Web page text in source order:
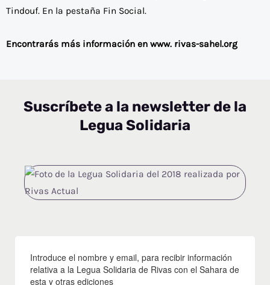
Tindouf. En la pestaña Fin Social.
Encontrarás más información en www. rivas-sahel.org
Suscríbete a la newsletter de la
Legua Solidaria